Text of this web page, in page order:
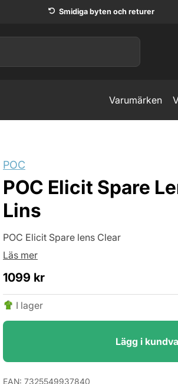
Smidiga byten och returer
Varumärken
POC
POC Elicit Spare
Lins
POC Elicit Spare lens Clear
Läs mer
1099 kr
I lager
Lägg i
EAN: 7325549937840